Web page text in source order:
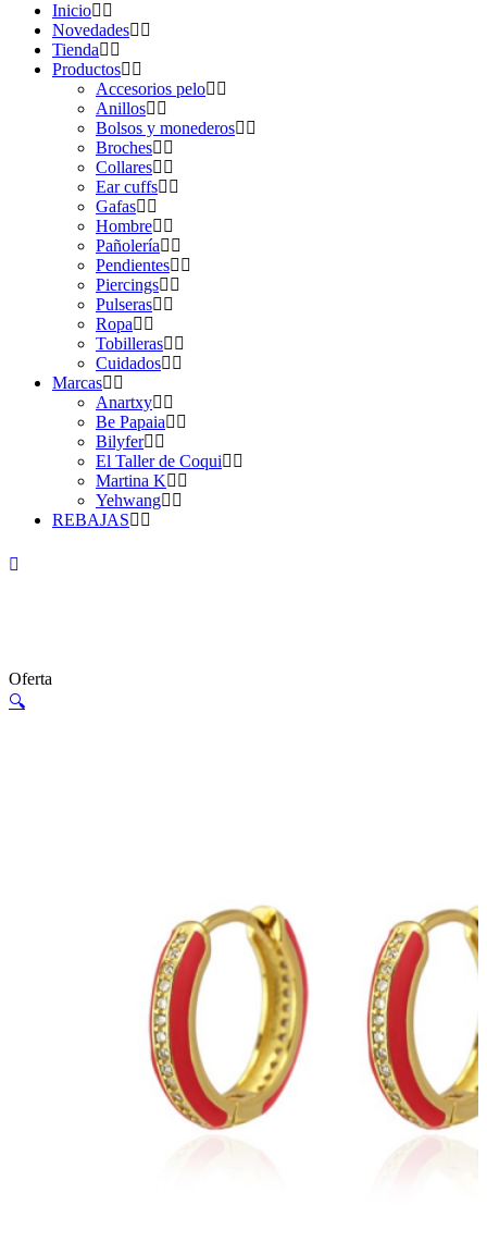
Inicio
Novedades
Tienda
Productos
Accesorios pelo
Anillos
Bolsos y monederos
Broches
Collares
Ear cuffs
Gafas
Hombre
Pañolería
Pendientes
Piercings
Pulseras
Ropa
Tobilleras
Cuidados
Marcas
Anartxy
Be Papaia
Bilyfer
El Taller de Coqui
Martina K
Yehwang
REBAJAS
Oferta
🔍